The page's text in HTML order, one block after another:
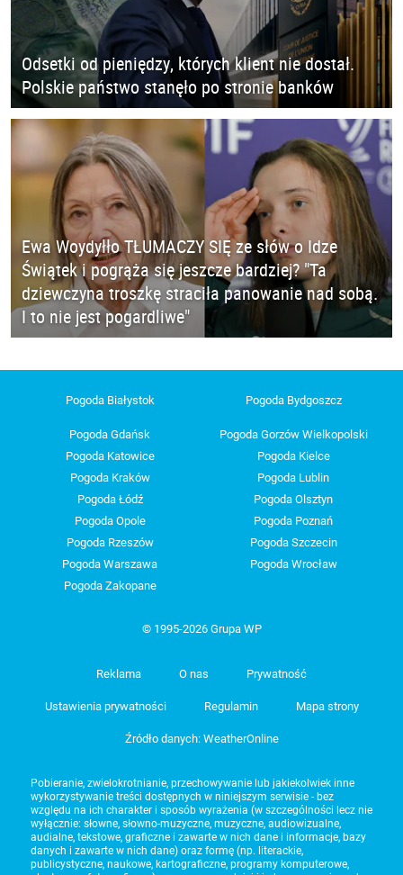
Odsetki od pieniędzy, których klient nie dostał.
Polskie państwo stanęło po stronie banków
Ewa Woydyłło TŁUMACZY SIĘ ze słów o Idze
Świątek i pogrąża się jeszcze bardziej? "Ta
dziewczyna troszkę straciła panowanie nad sobą.
I to nie jest pogardliwe"
Pogoda Białystok Pogoda Bydgoszcz
Pogoda Gdańsk
Pogoda Gorzów Wielkopolski
Pogoda Katowice
Pogoda Kielce
Pogoda Kraków
Pogoda Lublin
Pogoda Łódź
Pogoda Olsztyn
Pogoda Opole
Pogoda Poznań
Pogoda Rzeszów
Pogoda Szczecin
Pogoda Warszawa
Pogoda Wrocław
Pogoda Zakopane
© 1995-2026 Grupa WP
Reklama O nas Prywatność
Ustawienia prywatności Regulamin Mapa strony
Źródło danych: WeatherOnline
Pobieranie, zwielokrotnianie, przechowywanie lub jakiekolwiek inne
wykorzystywanie treści dostępnych w niniejszym serwisie - bez
względu na ich charakter i sposób wyrażenia (w szczególności lecz nie
wyłącznie: słowne, słowno-muzyczne, muzyczne, audiowizualne,
audialne, tekstowe, graficzne i zawarte w nich dane i informacje, bazy
danych i zawarte w nich dane) oraz formę (np. literackie,
publicystyczne, naukowe, kartograficzne, programy komputerowe,